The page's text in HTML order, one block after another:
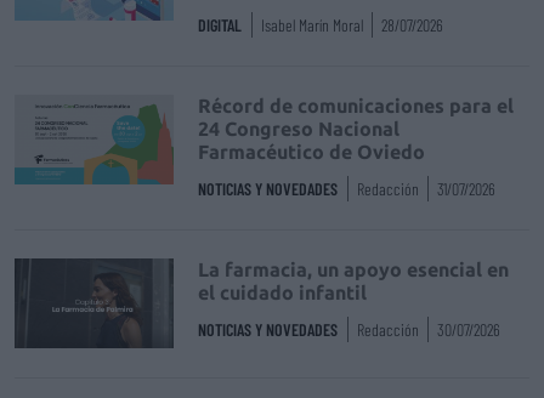
DIGITAL Isabel Marín Moral 28/07/2026
Récord de comunicaciones para el
24 Congreso Nacional
Farmacéutico de Oviedo
NOTICIAS Y NOVEDADES Redacción 31/07/2026
La farmacia, un apoyo esencial en
el cuidado infantil
NOTICIAS Y NOVEDADES Redacción 30/07/2026